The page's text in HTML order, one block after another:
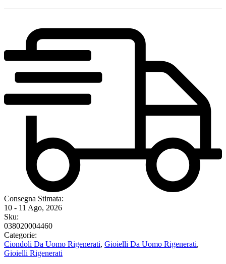
Consegna Stimata:
10 - 11 Ago, 2026
Sku:
038020004460
Categorie:
Ciondoli Da Uomo Rigenerati, Gioielli Da Uomo Rigenerati,
Gioielli Rigenerati